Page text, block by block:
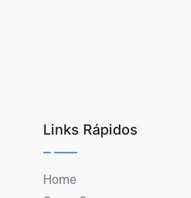
Links Rápidos
Home